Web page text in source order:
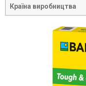
Країна виробництва